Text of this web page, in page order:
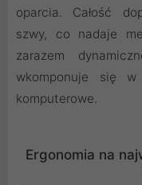
oparcia. Całość
szwy, co nadaje
zarazem
wkomponuje się w
komputerowe.
Ergonomia na